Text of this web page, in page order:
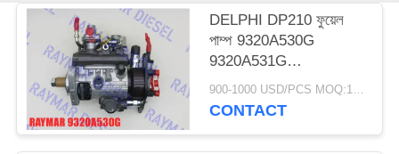
ম্যাপ
PRIVACY
POLICY
DELPHI DP210 ফুয়েল
পাম্প 9320A530G
9320A531G
9320A532G
9320A533G
900-1000 USD/PCS MOQ:1 পিসি
CONTACT